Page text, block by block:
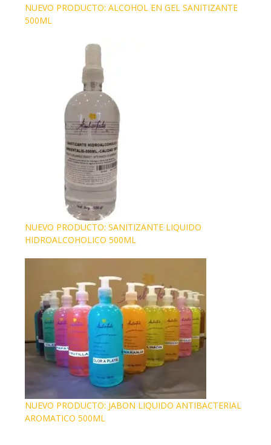
NUEVO PRODUCTO: ALCOHOL EN GEL SANITIZANTE
500ML
NUEVO PRODUCTO: SANITIZANTE LIQUIDO
HIDROALCOHOLICO 500ML
NUEVO PRODUCTO: JABON LIQUIDO ANTIBACTERIAL
AROMATICO 500ML